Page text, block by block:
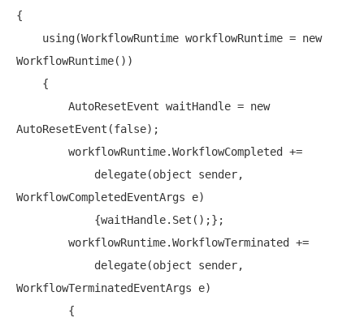
{
using(WorkflowRuntime workflowRuntime = new
WorkflowRuntime())
        AutoResetEvent waitHandle =
new
AutoResetEvent(false);
delegate(object sender,
WorkflowCompletedEventArgs e)
delegate(object sender,
WorkflowTerminatedEventArgs e)